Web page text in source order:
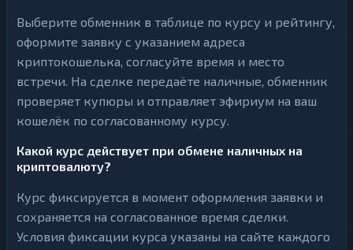
Выберите обменник в таблице по курсу и рейтингу,
оформите заявку с указанием адреса
криптокошелька, согласуйте время и место
встречи. На сделке передаёте наличные, обменник
проверяет купюры и отправляет эфириум на ваш
кошелёк по согласованному курсу.
Какой курс действует при обмене наличных на
криптовалюту?
Курс фиксируется в момент оформления заявки и
сохраняется на согласованное время сделки.
Условия фиксации курса указаны на сайте каждого